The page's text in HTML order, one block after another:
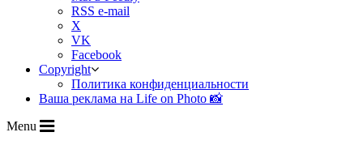
RSS e-mail
X
VK
Facebook
Copyright
Политика конфиденциальности
Ваша реклама на Life on Photo 📸
Menu